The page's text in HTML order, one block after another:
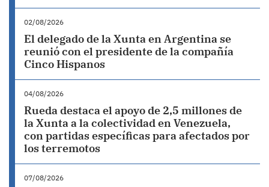
02/08/2026
El delegado de la Xunta en Argentina se
reunió con el presidente de la compañía
Cinco Hispanos
04/08/2026
Rueda destaca el apoyo de 2,5 millones de
la Xunta a la colectividad en Venezuela,
con partidas específicas para afectados por
los terremotos
07/08/2026